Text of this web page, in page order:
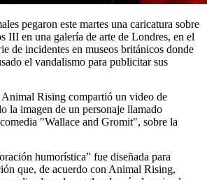
pegaron este martes una caricatura sobre
III en una galería de arte de Londres, en el
de incidentes en museos británicos donde
el vandalismo para publicitar sus
Rising compartió un video de
la imagen de un personaje llamado
"Wallace and Gromit", sobre la
humorística” fue diseñada para
que, de acuerdo con Animal Rising,